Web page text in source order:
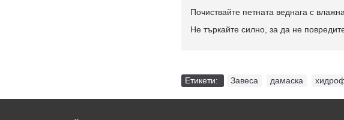
Почиствайте петната веднага с
Не търкайте силно, за да не
Етикети: Завеса дамаска